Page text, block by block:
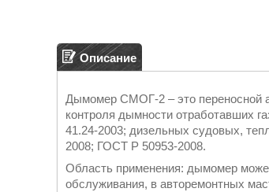
Описание
Дымомер СМОГ-2 – это переносной
контроля дымности отработавших
41.24-2003; дизельных судовых,
2008; ГОСТ Р 50953-2008.
Область применения: дымомер
обслуживания, в авторемонтных